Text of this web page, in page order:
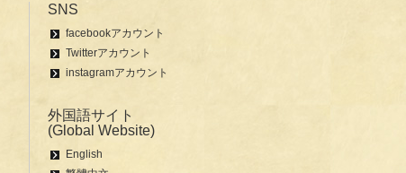
SNS
facebookアカウント
Twitterアカウント
instagramアカウント
外国語サイト
(Global Website)
English